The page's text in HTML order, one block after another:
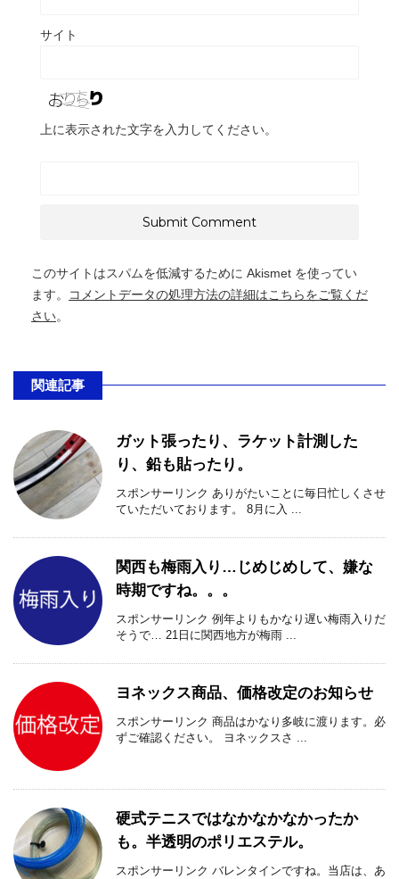
サイト
上に表示された文字を入力してください。
このサイトはスパムを低減するために Akismet を使ってい
ます。
コメントデータの処理方法の詳細はこちらをご覧くだ
さい。
関連記事
ガット張ったり、ラケット計測した
り、鉛も貼ったり。
スポンサーリンク ありがたいことに毎日忙しくさせ
ていただいております。 8月に入 ...
関西も梅雨入り…じめじめして、嫌な
時期ですね。。。
スポンサーリンク 例年よりもかなり遅い梅雨入りだ
そうで… 21日に関西地方が梅雨 ...
ヨネックス商品、価格改定のお知らせ
スポンサーリンク 商品はかなり多岐に渡ります。必
ずご確認ください。 ヨネックスさ ...
硬式テニスではなかなかなかったか
も。半透明のポリエステル。
スポンサーリンク バレンタインですね。当店は、あ